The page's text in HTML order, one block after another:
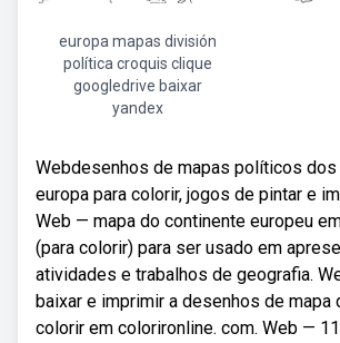
europa mapas división
política croquis clique
googledrive baixar
yandex
Webdesenhos de mapas políticos
europa para colorir, jogos de pintar e
Web — mapa do continente europeu
(para colorir) para ser usado em
atividades e trabalhos de geografia.
baixar e imprimir a desenhos de mapa
colorir em colorironline. com. Web —